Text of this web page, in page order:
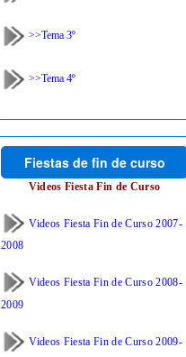
>>Tema 3º
>>Tema 4º
Fiestas de fin de curso
Videos Fiesta Fin de Curso
Videos Fiesta Fin de Curso 2007-
2008
Videos Fiesta Fin de Curso 2008-
2009
Videos Fiesta Fin de Curso 2009-